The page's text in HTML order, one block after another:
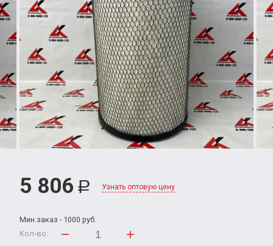
5 806 Р Узнать оптовую цену
Мин.заказ - 1000 руб.
Кол-во: